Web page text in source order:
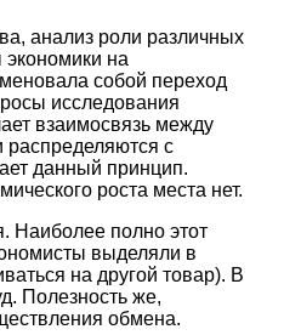
анализ роли различных
на
собой переход
исследования
взаимосвязь между
распределяются с
данный принцип.
роста места нет.
Наиболее полно этот
выделяли в
на другой товар). В
Полезность же,
обмена.